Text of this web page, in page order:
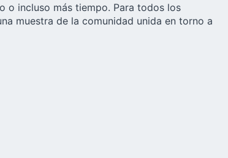
o incluso más tiempo. Para todos los
muestra de la comunidad unida en torno a